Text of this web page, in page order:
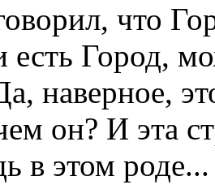
что
есть Город,
наверное,
он? И эта
в этом